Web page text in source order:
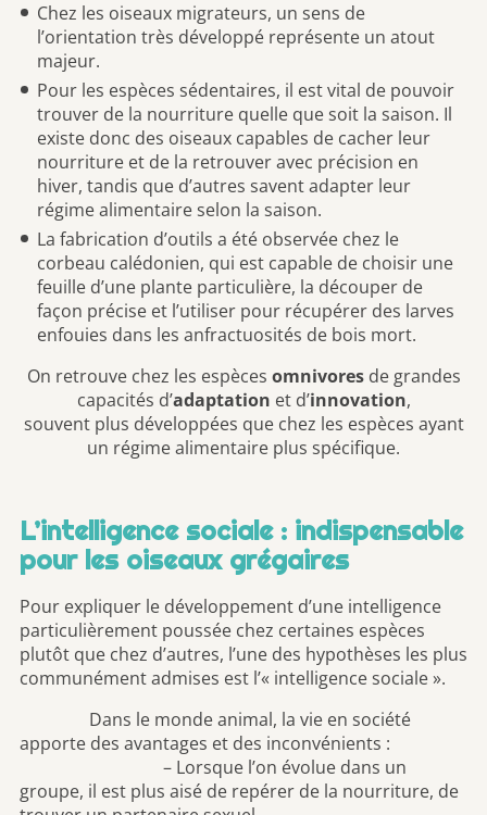
Chez les oiseaux migrateurs, un sens de
l’orientation très développé représente un atout
majeur.
Pour les espèces sédentaires, il est vital de pouvoir
trouver de la nourriture quelle que soit la saison. Il
existe donc des oiseaux capables de cacher leur
nourriture et de la retrouver avec précision en
hiver, tandis que d’autres savent adapter leur
régime alimentaire selon la saison.
La fabrication d’outils a été observée chez le
corbeau calédonien, qui est capable de choisir une
feuille d’une plante particulière, la découper de
façon précise et l’utiliser pour récupérer des larves
enfouies dans les anfractuosités de bois mort.
On retrouve chez les espèces omnivoresde grandes
capacités d’adaptation et d’innovation,
souvent plus développées que chez les espèces ayant
un régime alimentaire plus spécifique.
L’intelligence sociale : indispensable
pour les oiseaux grégaires
Pour expliquer le développement d’une intelligence
particulièrement poussée chez certaines espèces
plutôt que chez d’autres, l’une des hypothèses les plus
communément admises est l’« intelligence sociale ».
Dans le monde animal, la vie en société
apporte des avantages et des inconvénients :
– Lorsque l’on évolue dans un
groupe, il est plus aisé de repérer de la nourriture, de